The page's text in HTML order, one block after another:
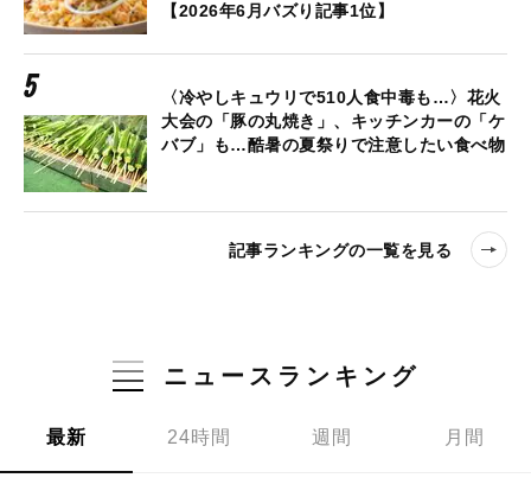
【2026年6月バズり記事1位】
〈冷やしキュウリで510人食中毒も…〉花火
大会の「豚の丸焼き」、キッチンカーの「ケ
バブ」も…酷暑の夏祭りで注意したい食べ物
記事ランキングの一覧を見る
ニュースランキング
最新 24時間 週間 月間